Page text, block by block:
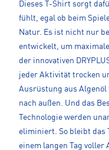
Dieses T-Shirt sorgt
fühlt, egal ob beim
Natur. Es ist nicht nur
entwickelt, um
der innovativen
jeder Aktivität trocken
Ausrüstung aus
nach außen. Und das
Technologie werden
eliminiert. So bleibt das
einem langen Tag voller